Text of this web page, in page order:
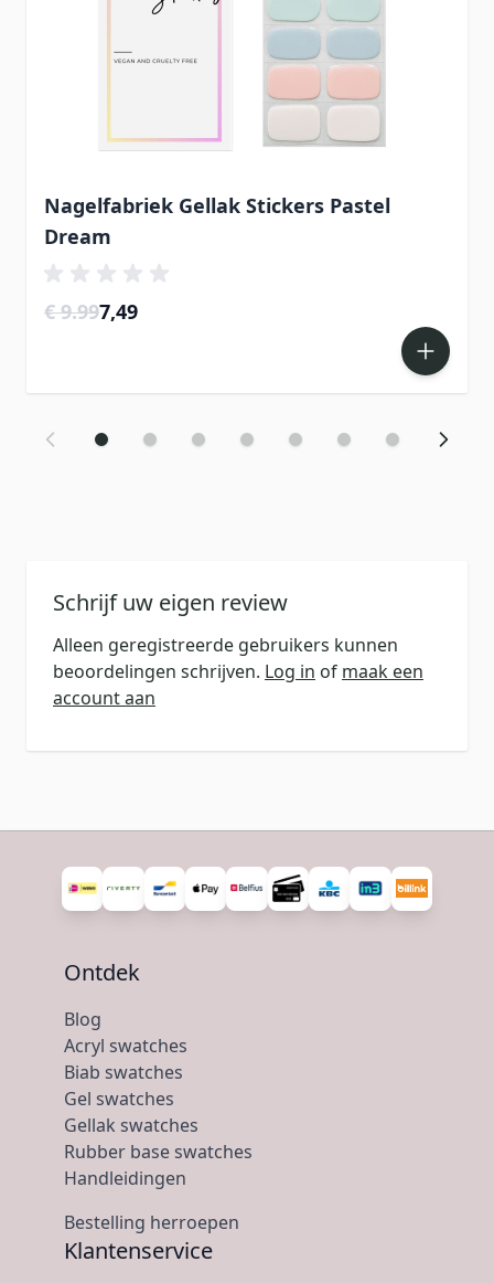
Nagelfabriek Gellak Stickers Pastel
Dream
€ 9.99Special Price
7,49
Schrijf uw eigen review
Alleen geregistreerde gebruikers kunnen
beoordelingen schrijven. Log in of maak een
account aan
Ontdek
Blog
Acryl swatches
Biab swatches
Gel swatches
Gellak swatches
Rubber base swatches
Handleidingen
Bestelling herroepen
Klantenservice